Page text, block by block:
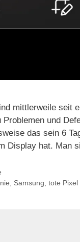
mittlerweile seit
und
das sein 6
Display hat. Man
Samsung tote Pixel